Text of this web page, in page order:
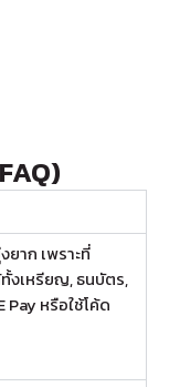
าก เพราะที่
ทั้งเหรียญ, ธนบัตร,
Pay หรือใช้โค้ด